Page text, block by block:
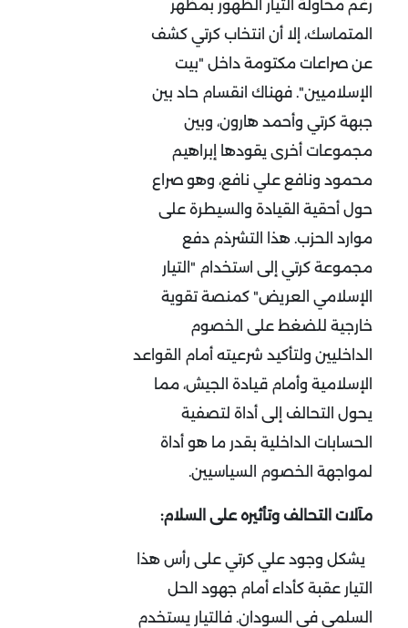
رغم محاولة التيار الظهور بمظهر
المتماسك، إلا أن انتخاب كرتي كشف
عن صراعات مكتومة داخل "بيت
الإسلاميين". فهناك انقسام حاد بين
جبهة كرتي وأحمد هارون، وبين
مجموعات أخرى يقودها إبراهيم
محمود ونافع علي نافع، وهو صراع
حول أحقية القيادة والسيطرة على
موارد الحزب. هذا التشرذم دفع
مجموعة كرتي إلى استخدام "التيار
الإسلامي العريض" كمنصة تقوية
خارجية للضغط على الخصوم
الداخليين ولتأكيد شرعيته أمام القواعد
الإسلامية وأمام قيادة الجيش، مما
يحول التحالف إلى أداة لتصفية
الحسابات الداخلية بقدر ما هو أداة
لمواجهة الخصوم السياسيين.
مآلات التحالف وتأثيره على السلام:
يشكل وجود علي كرتي على رأس هذا
التيار عقبة كأداء أمام جهود الحل
السلمي في السودان. فالتيار يستخدم